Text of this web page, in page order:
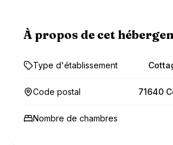
À propos de cet
Type d'établissement
Code postal 71640
Nombre de chambres